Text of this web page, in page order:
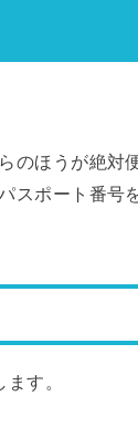
のほうが絶対
スポート番号
す。